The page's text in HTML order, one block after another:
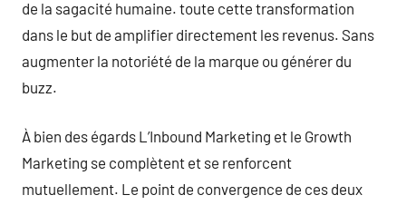
de la sagacité humaine. toute cette transformation
dans le but de amplifier directement les revenus. Sans
augmenter la notoriété de la marque ou générer du
buzz.
À bien des égards L’Inbound Marketing et le Growth
Marketing se complètent et se renforcent
mutuellement. Le point de convergence de ces deux